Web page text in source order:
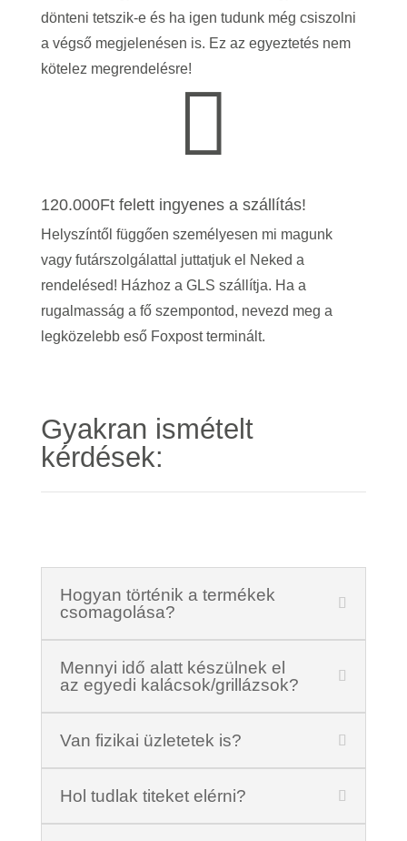
dönteni tetszik-e és ha igen tudunk még csiszolni
a végső megjelenésen is. Ez az egyeztetés nem
kötelez megrendelésre!

120.000Ft felett ingyenes a szállítás!
Helyszíntől függően személyesen mi magunk
vagy futárszolgálattal juttatjuk el Neked a
rendelésed! Házhoz a GLS szállítja. Ha a
rugalmasság a fő szempontod, nevezd meg a
legközelebb eső Foxpost terminált.
Gyakran ismételt
kérdések:
Hogyan történik a termékek
csomagolása?
Mennyi idő alatt készülnek el
az egyedi kalácsok/grillázsok?
Van fizikai üzletetek is?
Hol tudlak titeket elérni?